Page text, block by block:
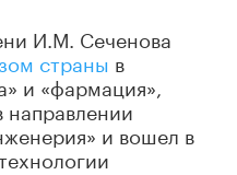
И.М. Сеченова
страны в
и «фармация»,
направлении
и вошел в